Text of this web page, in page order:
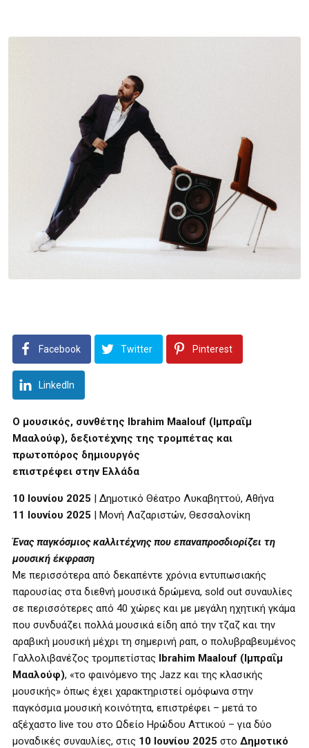
Facebook Twitter Pinterest
LinkedIn
O μουσικός, συνθέτης Ibrahim Maalouf (Ιμπραΐμ
Μααλούφ), δεξιοτέχνης της τρομπέτας και
πρωτοπόρος δημιουργός
επιστρέφει στην Ελλάδα
10 Ιουνίου 2025 | Δημοτικό Θέατρο Λυκαβηττού, Αθήνα
11 Ιουνίου 2025 | Μονή Λαζαριστών, Θεσσαλονίκη
Ένας παγκόσμιος καλλιτέχνης που επαναπροσδιορίζει τη
μουσική έκφραση
Με περισσότερα από δεκαπέντε χρόνια εντυπωσιακής
παρουσίας στα διεθνή μουσικά δρώμενα, sold out συναυλίες
σε περισσότερες από 40 χώρες και με μεγάλη ηχητική γκάμα
που συνδυάζει πολλά μουσικά είδη από την τζαζ και την
αραβική μουσική μέχρι τη σημερινή ραπ, ο πολυβραβευμένος
Γαλλολιβανέζος τρομπετίστας Ibrahim Maalouf (Ιμπραΐμ
Μααλούφ), «το φαινόμενο της Jazz και της κλασικής
μουσικής» όπως έχει χαρακτηριστεί ομόφωνα στην
παγκόσμια μουσική κοινότητα, επιστρέφει – μετά το
αξέχαστο live του στο Ωδείο Ηρώδου Αττικού – για δύο
μοναδικές συναυλίες, στις 10 Ιουνίου 2025 στο Δημοτικό